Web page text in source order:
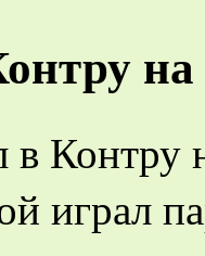
в Контру
играл